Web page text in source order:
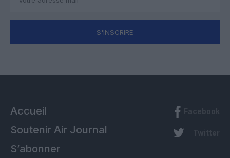
S'INSCRIRE
Accueil
Soutenir Air Journal
S’abonner